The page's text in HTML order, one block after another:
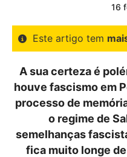
16
Este artigo tem
A sua certeza é
houve fascismo em
processo de
o regime de
semelhanças
fica muito longe